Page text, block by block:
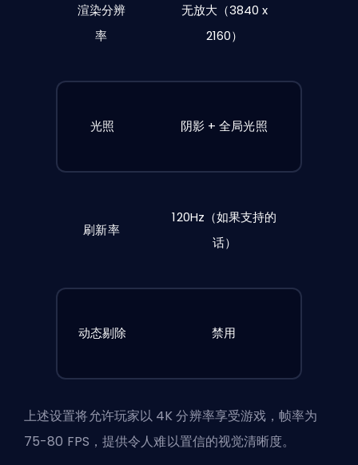
渲染分辨
率
无放大（3840 x
2160）
光照 阴影 + 全局光照
刷新率
120Hz（如果支持的
话）
动态剔除 禁用
上述设置将允许玩家以 4K 分辨率享受游戏，帧率为
75-80 FPS，提供令人难以置信的视觉清晰度。